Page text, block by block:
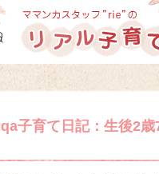
子育て日記：生後2